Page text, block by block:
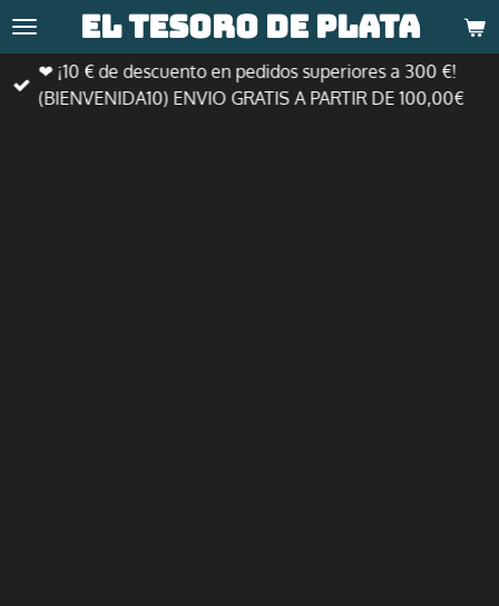
Ir
al
contenido
principal
El tesoro de plata
❤ ¡10 € de descuento en pedidos superiores a 300 €!
(BIENVENIDA10) ENVIO GRATIS A PARTIR DE 100,00€